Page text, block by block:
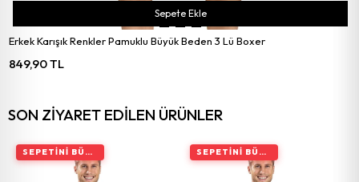
Erkek Karışık Renkler Pamuklu Büyük Beden 3 Lü Boxer
849,90 TL
Sepete Ekle
SON ZIYARET EDILEN ÜRÜNLER
SEPETINI BÜYÜT, İNDIRIMI ARTIR SEPETINI BÜYÜT, İNDIRIMI ARTIR